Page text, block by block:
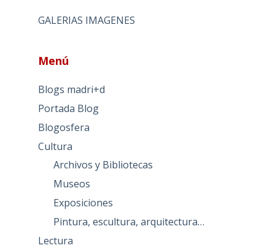
GALERIAS IMAGENES
Menú
Blogs madri+d
Portada Blog
Blogosfera
Cultura
Archivos y Bibliotecas
Museos
Exposiciones
Pintura, escultura, arquitectura…
Lectura